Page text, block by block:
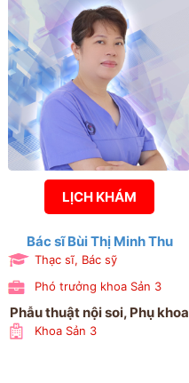
LỊCH KHÁM
Bác sĩ Bùi Thị Minh Thu
Thạc sĩ, Bác sỹ
Phó trưởng khoa Sản 3
Phẫu thuật nội soi, Phụ khoa
Khoa Sản 3